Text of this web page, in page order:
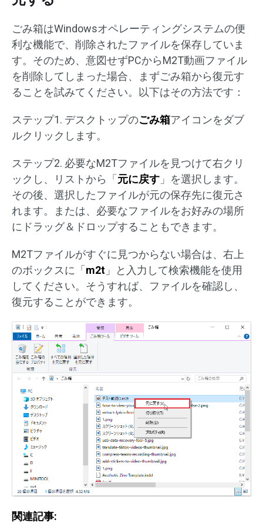
ごみ箱はWindowsオペレーティングシステムの便
利な機能で、削除されたファイルを保存していま
す。そのため、意図せずPCからM2T動画ファイル
を削除してしまった場合、まずごみ箱から復元す
ることを試みてください。以下はその方法です：
ステップ1. デスクトップのごみ箱アイコンをダブ
ルクリックします。
ステップ2. 必要なM2Tファイルを見つけて右クリ
ックし、リストから「 元に戻す 」を選択します。
その後、選択したファイルが元の保存先に復元さ
れます。または、必要なファイルをお好みの場所
にドラッグ＆ドロップすることもできます。
M2Tファイルがすぐに見つからない場合は、右上
のボックスに「 m2t 」と入力して検索機能を使用
してください。そうすれば、ファイルを確認し、
復元することができます。
関連記事: